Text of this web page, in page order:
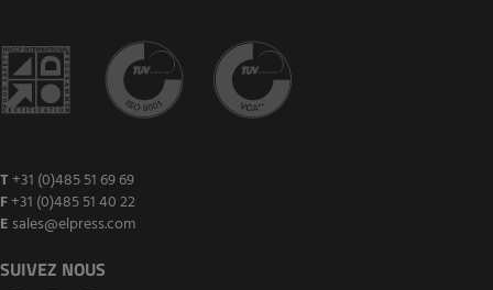
T +31 (0)485 51 69 69
F+31 (0)485 51 40 22
E sales@elpress.com
SUIVEZ NOUS